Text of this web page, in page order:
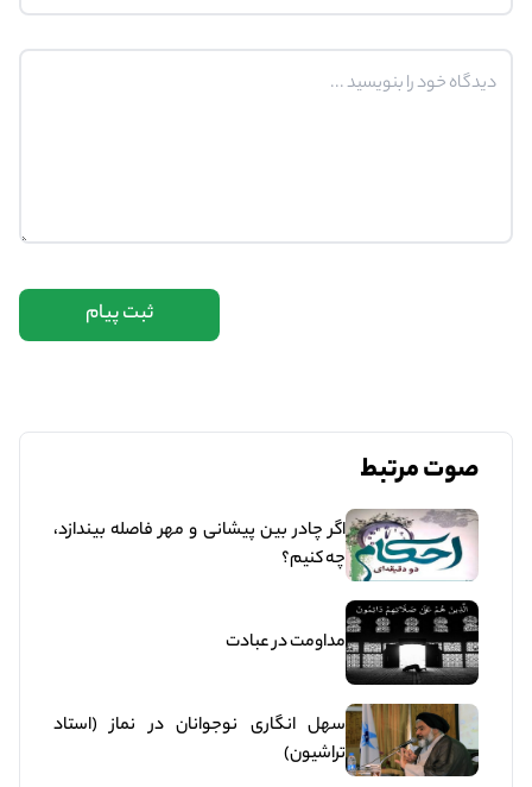
ثبت پیام
صوت مرتبط
اگر چادر بین پیشانی و مهر فاصله بیندازد،
چه کنیم؟
مداومت در عبادت
سهل انگاری نوجوانان در نماز (استاد
تراشیون)